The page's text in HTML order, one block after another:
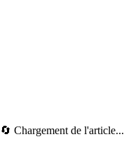
🔄 Chargement de l'article...